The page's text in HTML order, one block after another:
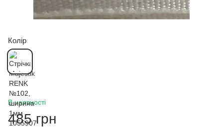
Колір
В наявності
485 грн